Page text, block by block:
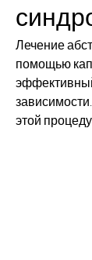
Лечение
помощью
этой